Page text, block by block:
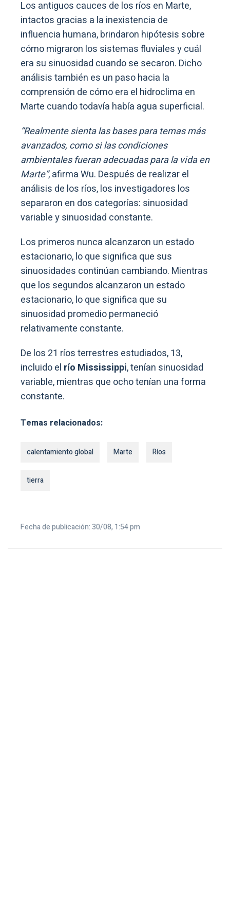
Los antiguos cauces de los ríos en Marte,
intactos gracias a la inexistencia de
influencia humana, brindaron hipótesis sobre
cómo migraron los sistemas fluviales y cuál
era su sinuosidad cuando se secaron. Dicho
análisis también es un paso hacia la
comprensión de cómo era el hidroclima en
Marte cuando todavía había agua superficial.
“Realmente sienta las bases para temas más
avanzados, como si las condiciones
ambientales fueran adecuadas para la vida en
Marte”, afirma Wu. Después de realizar el
análisis de los ríos, los investigadores los
separaron en dos categorías: sinuosidad
variable y sinuosidad constante.
Los primeros nunca alcanzaron un estado
estacionario, lo que significa que sus
sinuosidades continúan cambiando. Mientras
que los segundos alcanzaron un estado
estacionario, lo que significa que su
sinuosidad promedio permaneció
relativamente constante.
De los 21 ríos terrestres estudiados, 13,
incluido el río Mississippi, tenían sinuosidad
variable, mientras que ocho tenían una forma
constante.
Temas relacionados:
calentamiento global Marte Ríos
tierra
Fecha de publicación: 30/08, 1:54 pm